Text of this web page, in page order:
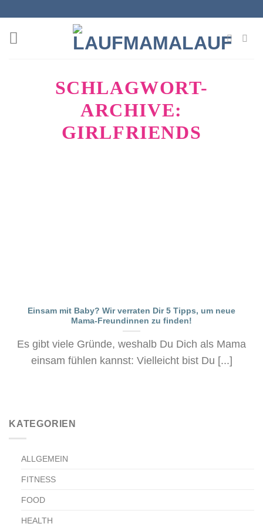
springen
SCHLAGWORT-
ARCHIVE:
GIRLFRIENDS
KATEGORIEN
ALLGEMEIN
FITNESS
FOOD
HEALTH
Einsam mit Baby? Wir verraten Dir 5 Tipps, um neue
Mama-Freundinnen zu finden!
Es gibt viele Gründe, weshalb Du Dich als Mama
einsam fühlen kannst: Vielleicht bist Du [...]